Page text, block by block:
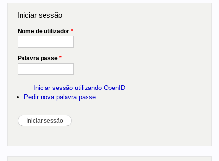
Iniciar sessão
Nome de utilizador *
Palavra passe *
Iniciar sessão utilizando OpenID
Pedir nova palavra passe